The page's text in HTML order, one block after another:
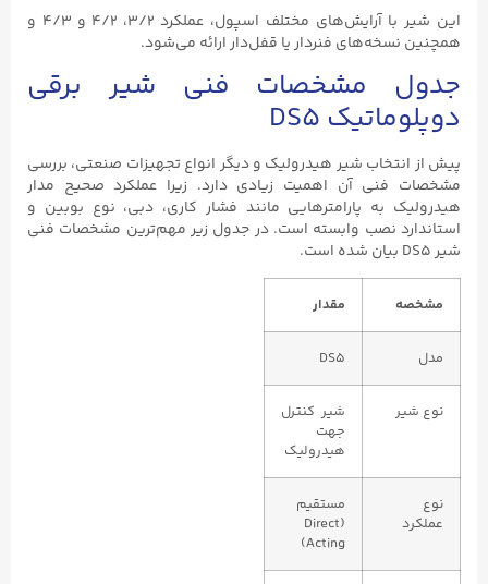
این شیر با آرایش‌های مختلف اسپول، عملکرد ۳/۲، ۴/۲ و ۴/۳ و
همچنین نسخه‌های فنردار یا قفل‌دار ارائه می‌شود.
جدول مشخصات فنی شیر برقی
دوپلوماتیک DS5
پیش از انتخاب شیر هیدرولیک و دیگر انواع تجهیزات صنعتی، بررسی
مشخصات فنی آن اهمیت زیادی دارد. زیرا عملکرد صحیح مدار
هیدرولیک به پارامترهایی مانند فشار کاری، دبی، نوع بوبین و
استاندارد نصب وابسته است. در جدول زیر مهم‌ترین مشخصات فنی
شیر DS5 بیان شده است.
مشخصه مقدار
مدل DS5
نوع شیر
شیر کنترل
جهت
هیدرولیک
نوع
عملکرد
مستقیم
(Direct
Acting)